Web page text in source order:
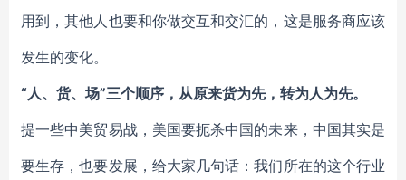
用到，其他人也要和你做交互和交汇的，这是服务商应该
发生的变化。
“人、货、场”三个顺序，从原来货为先，转为人为先。
提一些中美贸易战，美国要扼杀中国的未来，中国其实是
要生存，也要发展，给大家几句话：我们所在的这个行业